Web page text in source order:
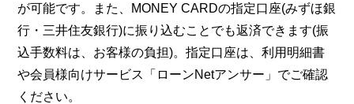
が可能です。また、MONEY CARDの指定口座(みずほ銀
行・三井住友銀行)に振り込むことでも返済できます(振
込手数料は、お客様の負担)。指定口座は、利用明細書
や会員様向けサービス「ローンNetアンサー」でご確認
ください。